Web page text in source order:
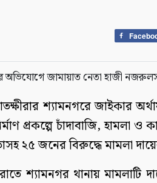
শ্যামনগরে জাইকার
প্রকল্পে চাঁদাবাজি,
২৫ জনের বিরুদ্ধে মামলা
শ্যামনগর থানায় মামলাটি